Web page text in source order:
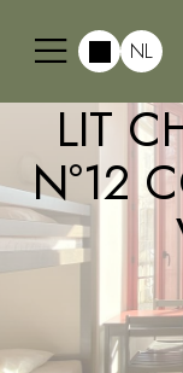
NL
LIT
N°12